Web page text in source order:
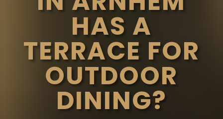
HAS A
TERRACE FOR
OUTDOOR
DINING?